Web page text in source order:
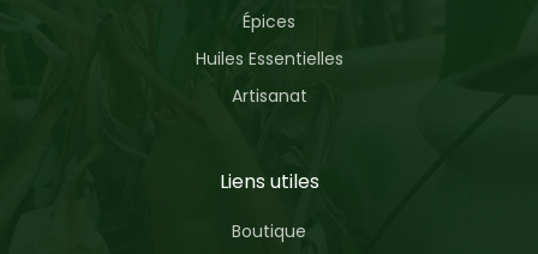
Épices
Huiles Essentielles
Artisanat
Liens utiles
Boutique